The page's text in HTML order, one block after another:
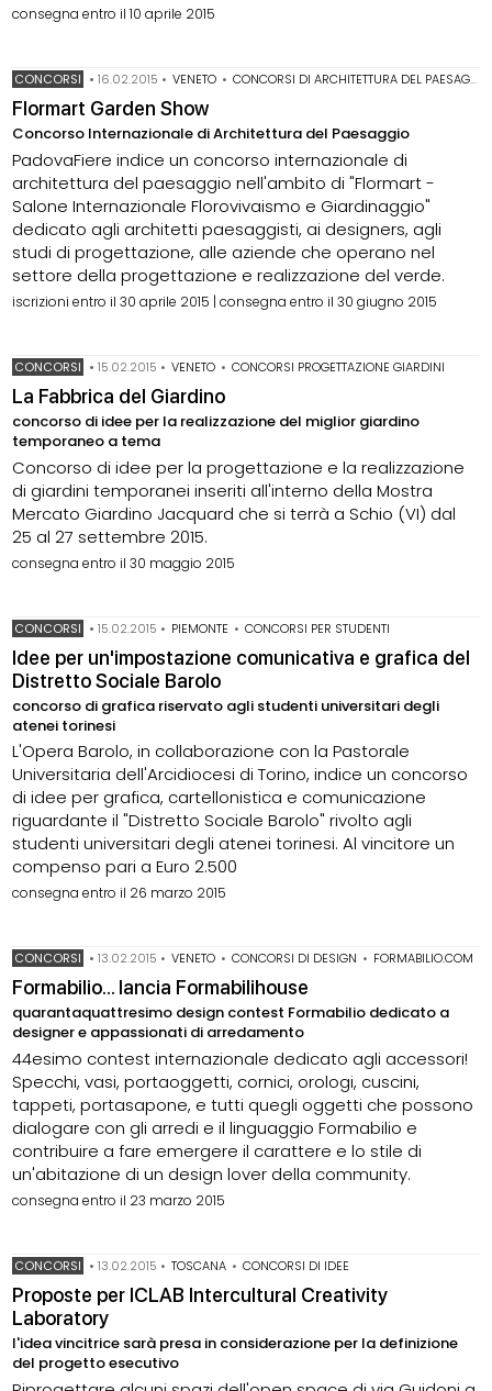
consegna entro il 10 aprile 2015
CONCORSI •16.02.2015 • VENETO • CONCORSI DI ARCHITETTURA DEL PAESAGGIO
Flormart Garden Show
Concorso Internazionale di Architettura del Paesaggio
PadovaFiere indice un concorso internazionale di
architettura del paesaggio nell'ambito di "Flormart -
Salone Internazionale Florovivaismo e Giardinaggio"
dedicato agli architetti paesaggisti, ai designers, agli
studi di progettazione, alle aziende che operano nel
settore della progettazione e realizzazione del verde.
iscrizioni entro il 30 aprile 2015 | consegna entro il 30 giugno 2015
CONCORSI •15.02.2015 • VENETO • CONCORSI PROGETTAZIONE GIARDINI
La Fabbrica del Giardino
concorso di idee per la realizzazione del miglior giardino
temporaneo a tema
Concorso di idee per la progettazione e la realizzazione
di giardini temporanei inseriti all'interno della Mostra
Mercato Giardino Jacquard che si terrà a Schio (VI) dal
25 al 27 settembre 2015.
consegna entro il 30 maggio 2015
CONCORSI •15.02.2015 • PIEMONTE • CONCORSI PER STUDENTI
Idee per un'impostazione comunicativa e grafica del
Distretto Sociale Barolo
concorso di grafica riservato agli studenti universitari degli
atenei torinesi
L'Opera Barolo, in collaborazione con la Pastorale
Universitaria dell'Arcidiocesi di Torino, indice un concorso
di idee per grafica, cartellonistica e comunicazione
riguardante il "Distretto Sociale Barolo" rivolto agli
studenti universitari degli atenei torinesi. Al vincitore un
compenso pari a Euro 2.500
consegna entro il 26 marzo 2015
CONCORSI •13.02.2015 • VENETO • CONCORSI DI DESIGN • FORMABILIO.COM
Formabilio... lancia Formabilihouse
quarantaquattresimo design contest Formabilio dedicato a
designer e appassionati di arredamento
44esimo contest internazionale dedicato agli accessori!
Specchi, vasi, portaoggetti, cornici, orologi, cuscini,
tappeti, portasapone, e tutti quegli oggetti che possono
dialogare con gli arredi e il linguaggio Formabilio e
contribuire a fare emergere il carattere e lo stile di
un'abitazione di un design lover della community.
consegna entro il 23 marzo 2015
CONCORSI •13.02.2015 • TOSCANA • CONCORSI DI IDEE
Proposte per ICLAB Intercultural Creativity
Laboratory
l'idea vincitrice sarà presa in considerazione per la definizione
del progetto esecutivo